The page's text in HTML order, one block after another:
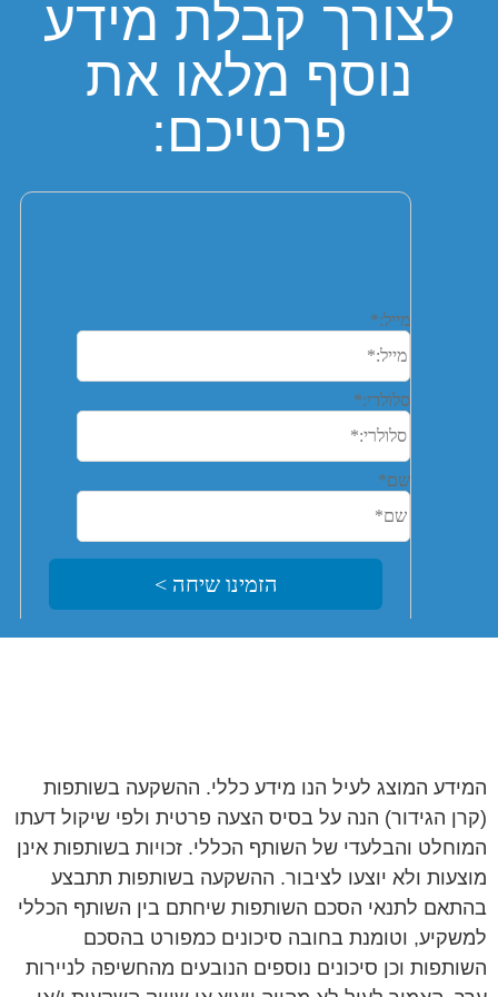
לצורך קבלת מידע
נוסף מלאו את
פרטיכם:
המידע המוצג לעיל הנו מידע כללי. ההשקעה בשותפות
(קרן הגידור) הנה על בסיס הצעה פרטית ולפי שיקול דעתו
המוחלט והבלעדי של השותף הכללי. זכויות בשותפות אינן
מוצעות ולא יוצעו לציבור. ההשקעה בשותפות תתבצע
בהתאם לתנאי הסכם השותפות שיחתם בין השותף הכללי
למשקיע, וטומנת בחובה סיכונים כמפורט בהסכם
השותפות וכן סיכונים נוספים הנובעים מהחשיפה לניירות